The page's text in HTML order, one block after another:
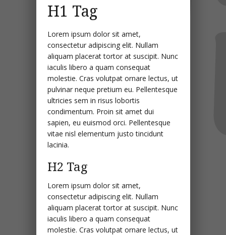
H1 Tag
Lorem ipsum dolor sit amet,
consectetur adipiscing elit. Nullam
aliquam placerat tortor at suscipit. Nunc
iaculis libero a quam consequat
molestie. Cras volutpat ornare lectus, ut
pulvinar neque pretium eu. Pellentesque
ultricies sem in risus lobortis
condimentum. Proin sit amet dui
sapien, eu euismod orci. Pellentesque
vitae nisl elementum justo tincidunt
lacinia.
H2 Tag
Lorem ipsum dolor sit amet,
consectetur adipiscing elit. Nullam
aliquam placerat tortor at suscipit. Nunc
iaculis libero a quam consequat
molestie. Cras volutpat ornare lectus, ut